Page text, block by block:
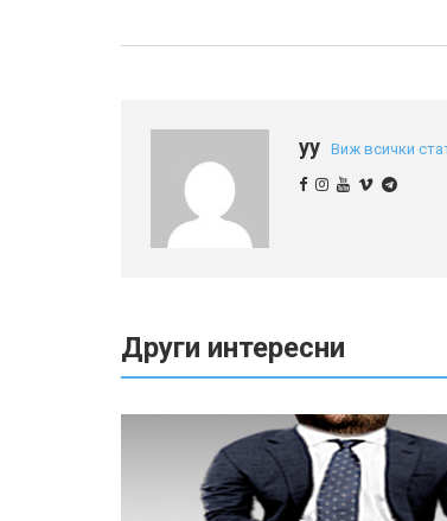
yy Виж всички
Други интересни